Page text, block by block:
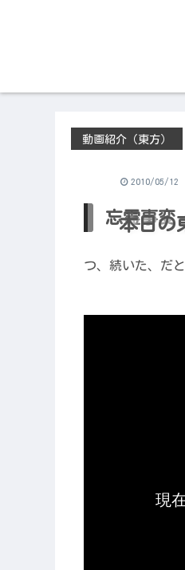
本日の
動画紹介（東方）
2010/05/12
忘霊事変
つ、続いた、だと